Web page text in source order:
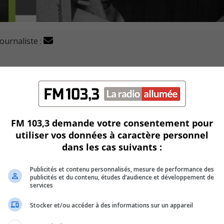
:
des honneurs au plus récent Grand prix du génie-
Télécommunications et nouvelles technologies.
de fibre optique permettant de rejoindre 4000 foyers
Parizeau, Virginie Gauvin a reçu le Grand prix de la
construction de l’École Innovatrice à Greenfield Park.
FM 103,3 demande votre consentement pour
utiliser vos données à caractère personnel
dans les cas suivants :
Publicités et contenu personnalisés, mesure de performance des
publicités et du contenu, études d’audience et développement de
services
Stocker et/ou accéder à des informations sur un appareil